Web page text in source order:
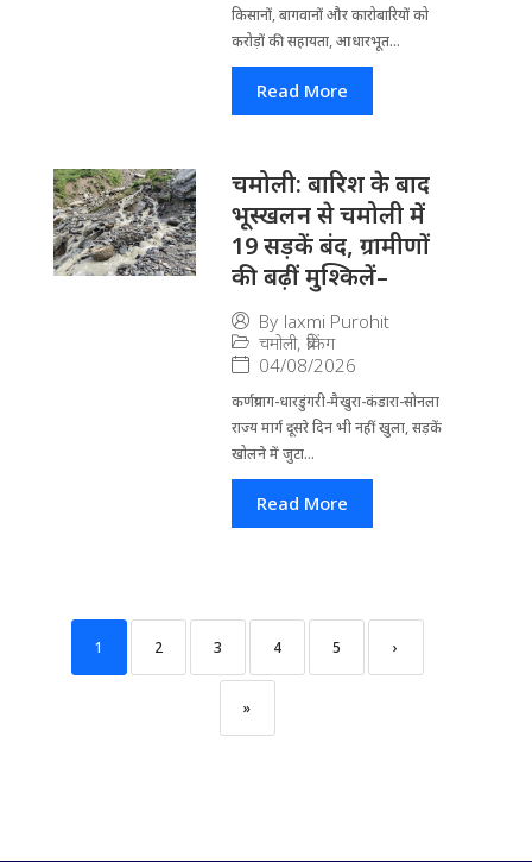
किसानों, बागवानों और कारोबारियों को
करोड़ों की सहायता, आधारभूत...
Read More
चमोली: बारिश के बाद
भूस्खलन से चमोली में
19 सड़कें बंद, ग्रामीणों
की बढ़ीं मुश्किलें–
By laxmi Purohit
चमोली, ब्रेकिंग
04/08/2026
कर्णप्रयाग-धारडुंगरी-मैखुरा-कंडारा-सोनला
राज्य मार्ग दूसरे दिन भी नहीं खुला, सड़कें
खोलने में जुटा...
Read More
1 2 3 4 5 ›
»